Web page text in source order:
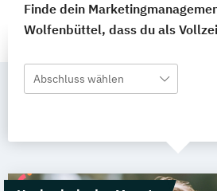
Finde dein
Wolfenbüttel, dass du als
Abschluss wählen